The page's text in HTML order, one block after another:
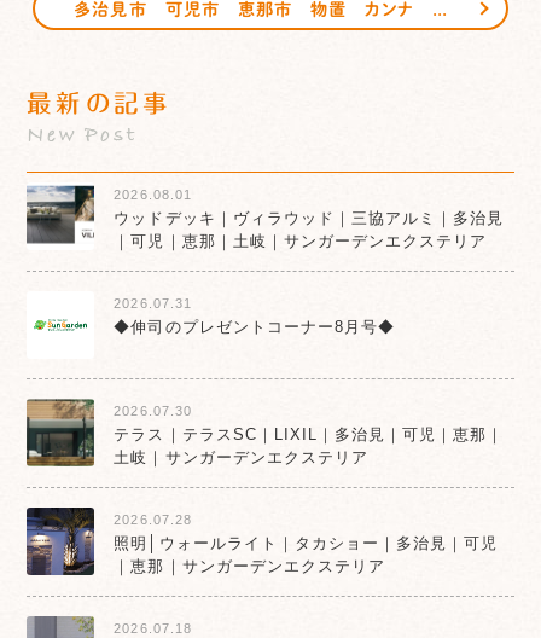
最新の記事
New Post
2026.08.01
ウッドデッキ｜ヴィラウッド｜三協アルミ｜多治見
｜可児｜恵那｜土岐｜サンガーデンエクステリア
2026.07.31
◆伸司のプレゼントコーナー8月号◆
2026.07.30
テラス｜テラスSC｜LIXIL｜多治見｜可児｜恵那｜
土岐｜サンガーデンエクステリア
2026.07.28
照明│ウォールライト｜タカショー｜多治見｜可児
｜恵那｜サンガーデンエクステリア
2026.07.18